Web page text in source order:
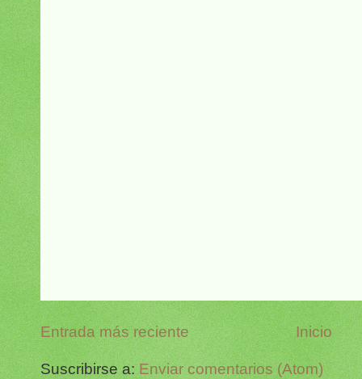
Entrada más reciente Inicio
Suscribirse a:Enviar comentarios (Atom)